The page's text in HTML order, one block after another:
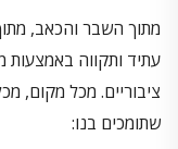
מתוך השבר והכאב,
עתיד ותקווה באמצעות
ציבוריים. מכל מקום,
שתומכים בנו: